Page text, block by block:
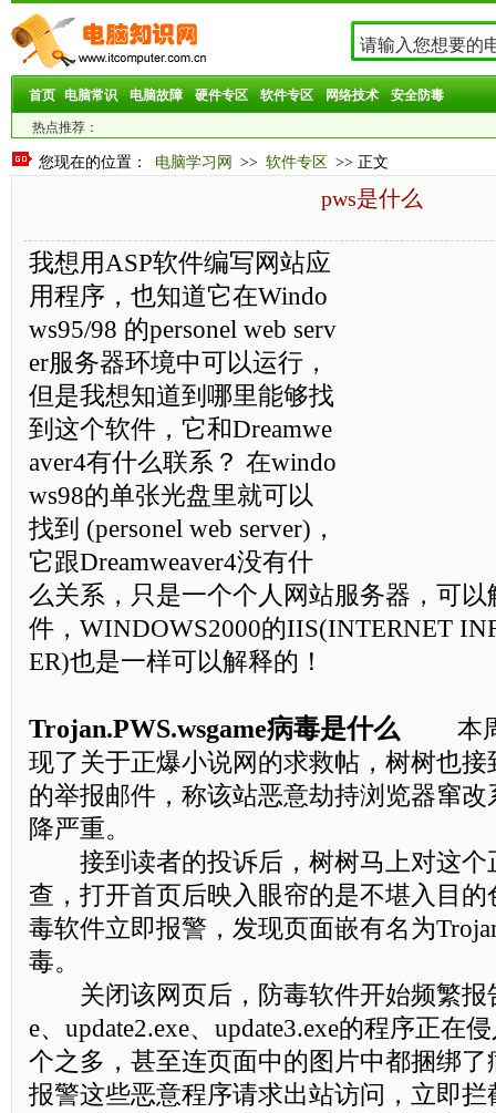
首页 电脑常识 电脑故障 硬件专区 软件专区 网络技术 安全防毒
热点推荐：
您现在的位置： 电脑学习网 >> 软件专区 >> 正文
pws是什么
我想用ASP软件编写网站应
用程序，也知道它在Windo
ws95/98 的personel web serv
er服务器环境中可以运行，
但是我想知道到哪里能够找
到这个软件，它和Dreamwe
aver4有什么联系？ 在windo
ws98的单张光盘里就可以
找到 (personel web server)，
它跟Dreamweaver4没有什
么关系，只是一个个人网站服务器，可以
件，WINDOWS2000的IIS(INTERNET
ER)也是一样可以解释的！
Trojan.PWS.wsgame病毒是什么 本周
现了关于正爆小说网的求救帖，树树也
的举报邮件，称该站恶意劫持浏览器窜
降严重。
接到读者的投诉后，树树马上对这个
查，打开首页后映入眼帘的是不堪入目
毒软件立即报警，发现页面嵌有名为
毒。
关闭该网页后，防毒软件开始频繁报
e、update2.exe、update3.exe的程序正在
个之多，甚至连页面中的图片中都捆绑
报警这些恶意程序请求出站访问，立即拦